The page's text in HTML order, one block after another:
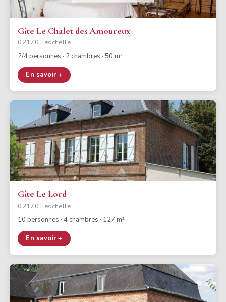
Gîte Le Chalet des Amoureux
02170 Leschelle
2/4 personnes · 2 chambres · 50 m²
En savoir +
Gîte Le Lord
02170 Leschelle
10 personnes · 4 chambres · 127 m²
En savoir +